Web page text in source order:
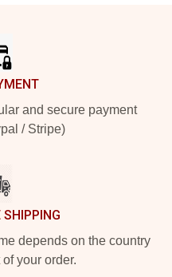
and secure payment
/ Stripe)
SHIPPING
depends on the country
your order.